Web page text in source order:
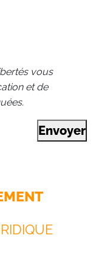
vous
et de
Envoyer